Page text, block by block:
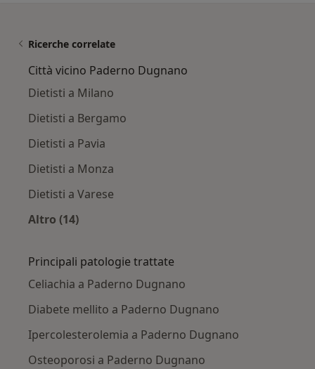
Ricerche correlate
Città vicino Paderno Dugnano
Dietisti a Milano
Dietisti a Bergamo
Dietisti a Pavia
Dietisti a Monza
Dietisti a Varese
Altro (14)
Principali patologie trattate
Celiachia a Paderno Dugnano
Diabete mellito a Paderno Dugnano
Ipercolesterolemia a Paderno Dugnano
Osteoporosi a Paderno Dugnano